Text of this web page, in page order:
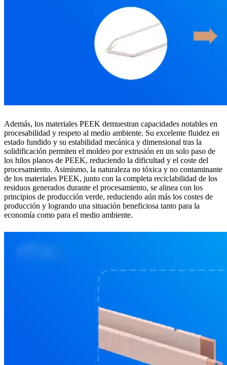
Además, los materiales PEEK demuestran capacidades notables en
procesabilidad y respeto al medio ambiente. Su excelente fluidez en
estado fundido y su estabilidad mecánica y dimensional tras la
solidificación permiten el moldeo por extrusión en un solo paso de
los hilos planos de PEEK, reduciendo la dificultad y el coste del
procesamiento. Asimismo, la naturaleza no tóxica y no contaminante
de los materiales PEEK, junto con la completa reciclabilidad de los
residuos generados durante el procesamiento, se alinea con los
principios de producción verde, reduciendo aún más los costes de
producción y logrando una situación beneficiosa tanto para la
economía como para el medio ambiente.